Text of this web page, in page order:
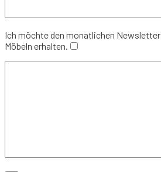
Ich möchte den monatlichen
Möbeln erhalten.